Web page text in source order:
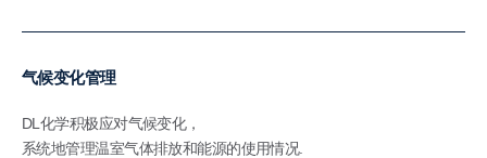
气候变化管理
DL化学积极应对气候变化，
系统地管理温室气体排放和能源的使用情况.